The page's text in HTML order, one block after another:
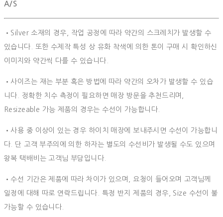
A/S
•Silver 소재의 경우, 작업 공정에 따라 약간의 스크레치가 발생할 수
있습니다. 또한 수제작 특성 상 유화 착색에 의한 톤이 구매 시 확인하신
이미지와 약간씩 다를 수 있습니다.
•사이즈는 재는 부분 혹은 방법에 따라 약간의 오차가 발생할 수 있습
니다. 정확한 치수 측정이 필요하면 매장 방문을 추천드리며,
Resizeable 가능 제품의 경우는 수선이 가능합니다.
•사용 중 이상이 있는 경우 하이치 매장에 보내주시면 수선이 가능합니
다. 단 고객 부주의에 의한 하자는 별도의 수선비가 발생될 수도 있으며
왕복 택배비는 고객님 부담입니다.
•수선 기간은 제품에 따라 차이가 있으며, 요청이 들어오며 고객님께
일정에 대해 따로 연락드립니다. 특정 반지 제품의 경우, Size 수선이 불
가능할 수 있습니다.